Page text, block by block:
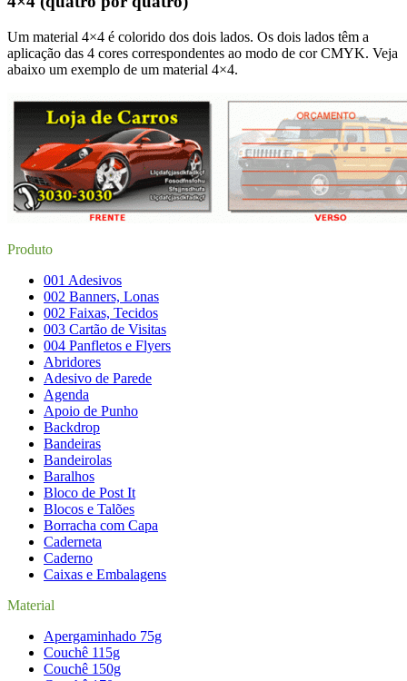
Um material 4×4 é colorido dos dois lados. Os dois lados têm a
aplicação das 4 cores correspondentes ao modo de cor CMYK. Veja
abaixo um exemplo de um material 4×4.
Produto
001 Adesivos
002 Banners, Lonas
002 Faixas, Tecidos
003 Cartão de Visitas
004 Panfletos e Flyers
Abridores
Adesivo de Parede
Agenda
Apoio de Punho
Backdrop
Bandeiras
Bandeirolas
Baralhos
Bloco de Post It
Blocos e Talões
Borracha com Capa
Caderneta
Caderno
Caixas e Embalagens
Material
Apergaminhado 75g
Couchê 115g
Couchê 150g